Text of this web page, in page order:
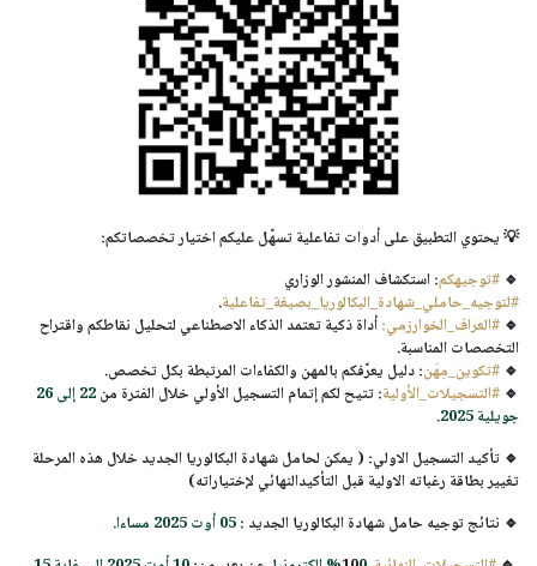
💡 يحتوي التطبيق على أدوات تفاعلية تسهّل عليكم اختيار تخصصاتكم:
🔹 #توجيهكم: استكشاف المنشور الوزاري
#لتوجيه_حاملي_شهادة_البكالوريا_بصيغة_تفاعلية.
🔹 #العراف_الخوارزمي:أداة ذكية تعتمد الذكاء الاصطناعي لتحليل نقاطكم واقتراح
التخصصات المناسبة.
🔹 #تكوين_مِهَن: دليل يعرّفكم بالمهن والكفاءات المرتبطة بكل تخصص.
🔹 #التسجيلات_الأولية: تتيح لكم إتمام التسجيل الأولي خلال الفترة من
22 إلى 26
جويلية 2025
.
🔹 تأكيد التسجيل الاولي: ( يمكن لحامل شهادة البكالوريا الجديد خلال هذه المرحلة
تغيير بطاقة رغباته الاولية قبل التأكيدالنهائي لإختياراته)
🔹 نتائج توجيه حامل شهادة البكالوريا الجديد :05 أوت 2025 مساءا.